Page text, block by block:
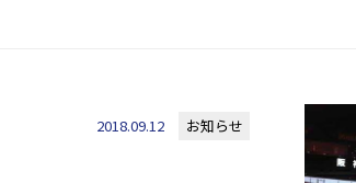
2018.09.12 お知らせ